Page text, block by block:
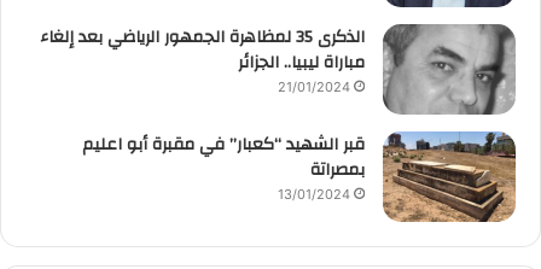
الذكرى 35 لمظاهرة الجمهور الرياضي بعد إلغاء
مباراة ليبيا.. الجزائر
21/01/2024
قبر الشهيد “كعبار” في مقبرة أبو اعليم
بمصراتة
13/01/2024